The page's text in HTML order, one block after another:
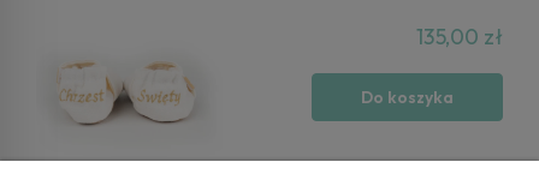
135,00 zł
Do koszyka